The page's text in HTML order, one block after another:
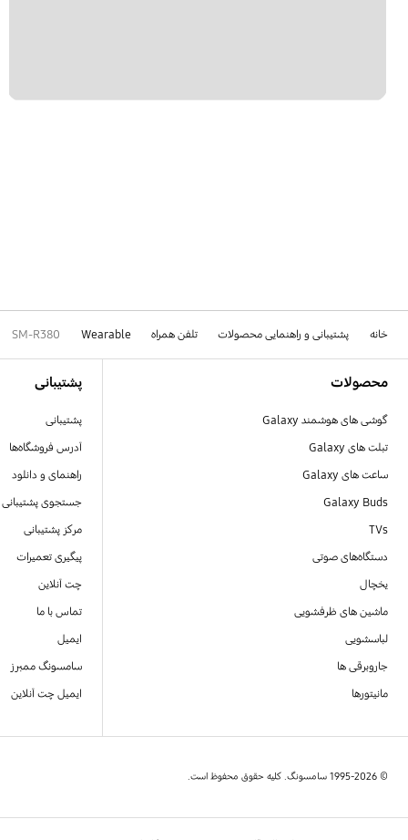
خانه پشتیبانی و راهنمایی محصولات تلفن همراه Wearable
SM-R380
محصولات
گوشی های هوشمند Galaxy
تبلت های Galaxy
ساعت های Galaxy
Galaxy Buds
TVs
دستگاه‌های صوتی
یخچال
ماشین های ظرفشویی
لباسشویی
جاروبرقی ها
مانیتورها
پشتیبانی
پشتیبانی
آدرس فروشگاه‌ها
راهنمای و دانلود
جستجوی پشتیبانی
مرکز پشتیبانی
پیگیری تعمیرات
چت آنلاین
تماس با ما
ایمیل
سامسونگ ممبرز
ایمیل چت آنلاین
© 1995-2026 سامسونگ. کلیه حقوق محفوظ است.